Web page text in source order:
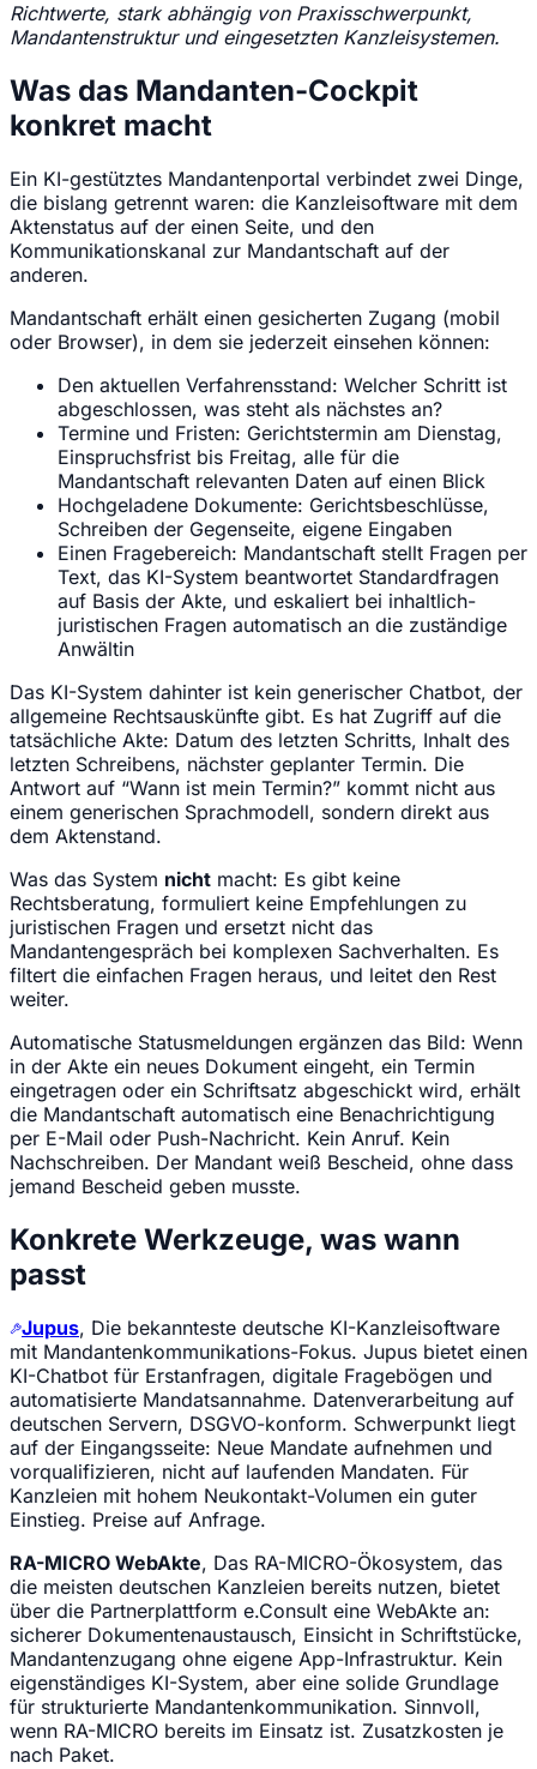
Richtwerte, stark abhängig von Praxisschwerpunkt,
Mandantenstruktur und eingesetzten Kanzleisystemen.
Was das Mandanten-Cockpit
konkret macht
Ein KI-gestütztes Mandantenportal verbindet zwei Dinge,
die bislang getrennt waren: die Kanzleisoftware mit dem
Aktenstatus auf der einen Seite, und den
Kommunikationskanal zur Mandantschaft auf der
anderen.
Mandantschaft erhält einen gesicherten Zugang (mobil
oder Browser), in dem sie jederzeit einsehen können:
Den aktuellen Verfahrensstand: Welcher Schritt ist
abgeschlossen, was steht als nächstes an?
Termine und Fristen: Gerichtstermin am Dienstag,
Einspruchsfrist bis Freitag, alle für die
Mandantschaft relevanten Daten auf einen Blick
Hochgeladene Dokumente: Gerichtsbeschlüsse,
Schreiben der Gegenseite, eigene Eingaben
Einen Fragebereich: Mandantschaft stellt Fragen per
Text, das KI-System beantwortet Standardfragen
auf Basis der Akte, und eskaliert bei inhaltlich-
juristischen Fragen automatisch an die zuständige
Anwältin
Das KI-System dahinter ist kein generischer Chatbot, der
allgemeine Rechtsauskünfte gibt. Es hat Zugriff auf die
tatsächliche Akte: Datum des letzten Schritts, Inhalt des
letzten Schreibens, nächster geplanter Termin. Die
Antwort auf “Wann ist mein Termin?” kommt nicht aus
einem generischen Sprachmodell, sondern direkt aus
dem Aktenstand.
Was das System nicht macht: Es gibt keine
Rechtsberatung, formuliert keine Empfehlungen zu
juristischen Fragen und ersetzt nicht das
Mandantengespräch bei komplexen Sachverhalten. Es
filtert die einfachen Fragen heraus, und leitet den Rest
weiter.
Automatische Statusmeldungen ergänzen das Bild: Wenn
in der Akte ein neues Dokument eingeht, ein Termin
eingetragen oder ein Schriftsatz abgeschickt wird, erhält
die Mandantschaft automatisch eine Benachrichtigung
per E-Mail oder Push-Nachricht. Kein Anruf. Kein
Nachschreiben. Der Mandant weiß Bescheid, ohne dass
jemand Bescheid geben musste.
Konkrete Werkzeuge, was wann
passt
Jupus, Die bekannteste deutsche KI-Kanzleisoftware
mit Mandantenkommunikations-Fokus. Jupus bietet einen
KI-Chatbot für Erstanfragen, digitale Fragebögen und
automatisierte Mandatsannahme. Datenverarbeitung auf
deutschen Servern, DSGVO-konform. Schwerpunkt liegt
auf der Eingangsseite: Neue Mandate aufnehmen und
vorqualifizieren, nicht auf laufenden Mandaten. Für
Kanzleien mit hohem Neukontakt-Volumen ein guter
Einstieg. Preise auf Anfrage.
RA-MICRO WebAkte, Das RA-MICRO-Ökosystem, das
die meisten deutschen Kanzleien bereits nutzen, bietet
über die Partnerplattform e.Consult eine WebAkte an:
sicherer Dokumentenaustausch, Einsicht in Schriftstücke,
Mandantenzugang ohne eigene App-Infrastruktur. Kein
eigenständiges KI-System, aber eine solide Grundlage
für strukturierte Mandantenkommunikation. Sinnvoll,
wenn RA-MICRO bereits im Einsatz ist. Zusatzkosten je
nach Paket.